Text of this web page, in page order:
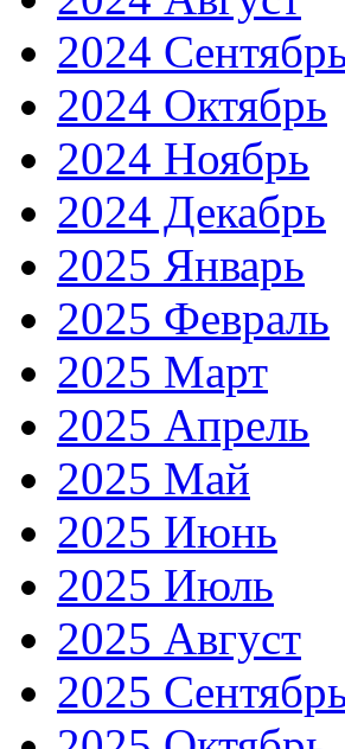
2024
2024 Октябрь
2024 Ноябрь
2024 Декабрь
2025 Январь
2025 Февраль
2025 Март
2025 Апрель
2025 Май
2025 Июнь
2025 Июль
2025 Август
2025